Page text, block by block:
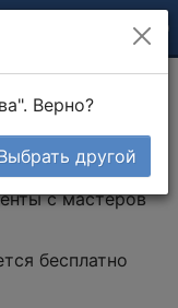
с мастеров
бесплатно
Верно?
другой